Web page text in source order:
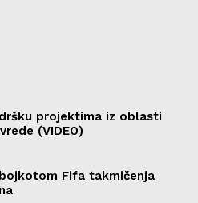
projektima iz oblasti
(VIDEO)
Fifa takmičenja